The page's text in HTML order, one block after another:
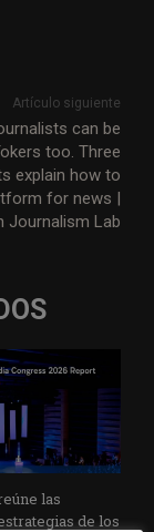
Artículo siguiente
can be
too. Three
explain how to
for news |
Journalism Lab
las
de los